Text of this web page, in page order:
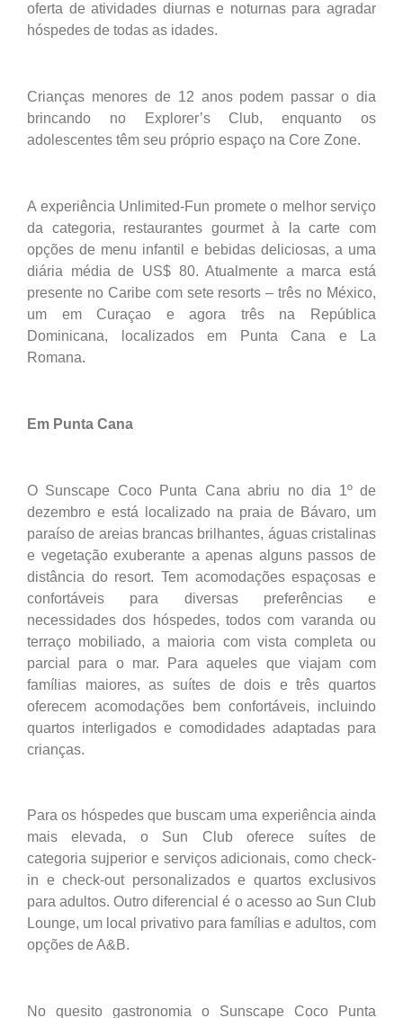
oferta de atividades diurnas e noturnas para agradar
hóspedes de todas as idades.
Crianças menores de 12 anos podem passar o dia
brincando no Explorer’s Club, enquanto os
adolescentes têm seu próprio espaço na Core Zone.
A experiência Unlimited-Fun promete o melhor serviço
da categoria, restaurantes gourmet à la carte com
opções de menu infantil e bebidas deliciosas, a uma
diária média de US$ 80. Atualmente a marca está
presente no Caribe com sete resorts – três no México,
um em Curaçao e agora três na República
Dominicana, localizados em Punta Cana e La
Romana.
Em Punta Cana
O Sunscape Coco Punta Cana abriu no dia 1º de
dezembro e está localizado na praia de Bávaro, um
paraíso de areias brancas brilhantes, águas cristalinas
e vegetação exuberante a apenas alguns passos de
distância do resort. Tem acomodações espaçosas e
confortáveis para diversas preferências e
necessidades dos hóspedes, todos com varanda ou
terraço mobiliado, a maioria com vista completa ou
parcial para o mar. Para aqueles que viajam com
famílias maiores, as suítes de dois e três quartos
oferecem acomodações bem confortáveis, incluindo
quartos interligados e comodidades adaptadas para
crianças.
Para os hóspedes que buscam uma experiência ainda
mais elevada, o Sun Club oferece suítes de
categoria sujperior e serviços adicionais, como check-
in e check-out personalizados e quartos exclusivos
para adultos. Outro diferencial é o acesso ao Sun Club
Lounge, um local privativo para famílias e adultos, com
opções de A&B.
No quesito gastronomia o Sunscape Coco Punta